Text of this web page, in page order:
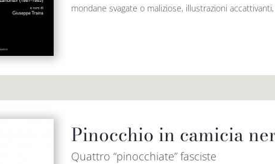
mondane svagate o maliziose, illustrazioni
Pinocchio in camicia
Quattro “pinocchiate” fasciste